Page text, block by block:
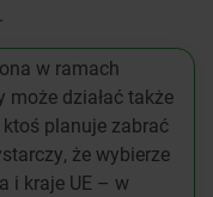
w ramach
może działać także
planuje zabrać
że wybierze
i kraje UE – w